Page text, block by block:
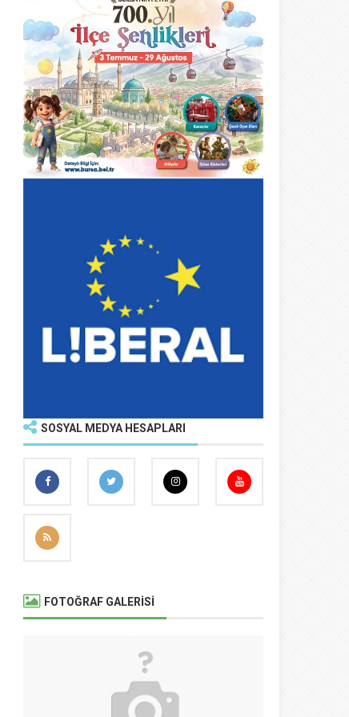
SOSYAL MEDYA HESAPLARI
FOTOĞRAF GALERİSİ